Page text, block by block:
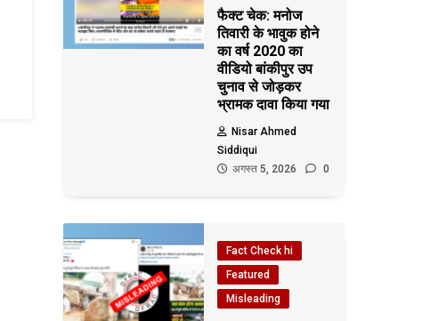
फैक्ट चेक: मनोज
तिवारी के भावुक होने
का वर्ष 2020 का
वीडियो बांकीपुर उप
चुनाव से जोड़कर
भ्रामक दावा किया गया
Nisar Ahmed
Siddiqui
अगस्त 5, 2026
0
Fact Check hi
Featured
Misleading